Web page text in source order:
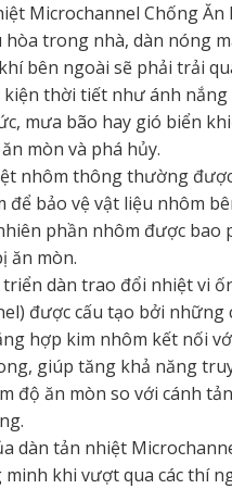
Microchannel Chống Ăn
hòa trong nhà, dàn nóng
bên ngoài sẽ phải trải
thời tiết như ánh nắng
mưa bão hay gió biển
mòn và phá hủy.
nhôm thông thường
để bảo vệ vật liệu nhôm
phần nhôm được bao
ăn mòn.
dàn trao đổi nhiệt vi
được cấu tạo bởi những
hợp kim nhôm kết nối
giúp tăng khả năng
độ ăn mòn so với cánh
dàn tản nhiệt
khi vượt qua các thí